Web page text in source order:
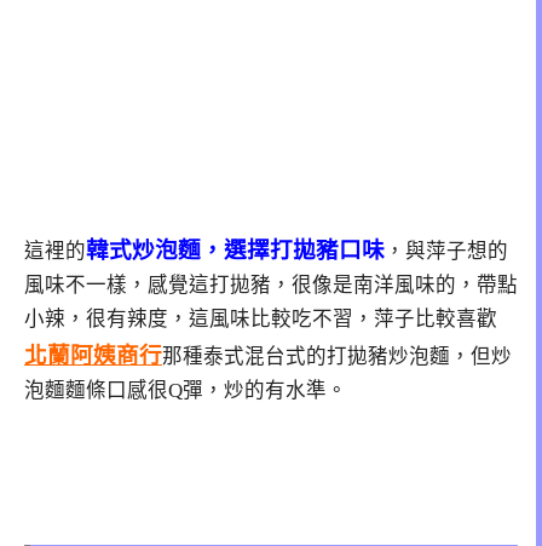
這裡的韓式炒泡麵，選擇打拋豬口味 ，與萍子想的
風味不一樣，感覺這打拋豬，很像是南洋風味的，帶點
小辣，很有辣度，這風味比較吃不習，萍子比較喜歡
北蘭阿姨商行那種泰式混台式的打拋豬炒泡麵，但炒
泡麵麵條口感很Q彈，炒的有水準。